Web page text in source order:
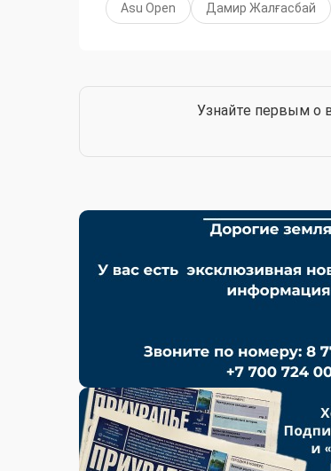
Asu Open Дамир Жалғасбай
Узнайте первым о